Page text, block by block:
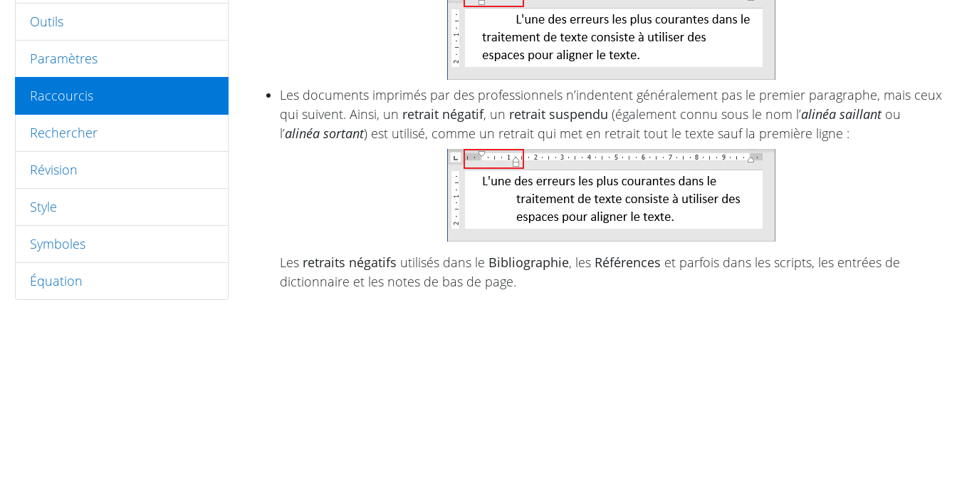
Outils
Paramètres
Raccourcis
Rechercher
Révision
Style
Symboles
Équation
Les documents imprimés par des professionnels n’indentent généralement pas le premier paragraphe, mais ceux
qui suivent. Ainsi, un retrait négatif, un retrait suspendu (également connu sous le nom l’alinéa saillantou
l’alinéa sortant) est utilisé, comme un retrait qui met en retrait tout le texte sauf la première ligne :
Les retraits négatifs utilisés dans le Bibliographie, les Références et parfois dans les scripts, les entrées de
dictionnaire et les notes de bas de page.